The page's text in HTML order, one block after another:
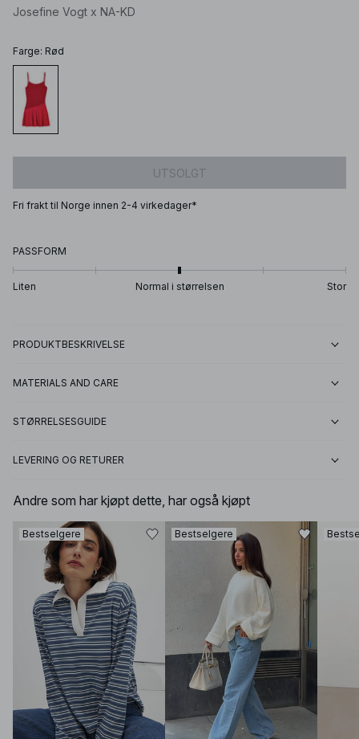
Josefine Vogt x NA-KD
Farge: Rød
UTSOLGT
Fri frakt til Norge innen 2-4 virkedager*
PASSFORM
Liten Normal i størrelsen Stor
PRODUKTBESKRIVELSE
MATERIALS AND CARE
STØRRELSESGUIDE
LEVERING OG RETURER
Andre som har kjøpt dette, har også kjøpt
Bestselgere Bestselgere